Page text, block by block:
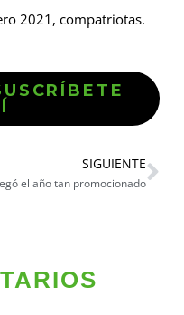
2021, compatriotas.
SIGUIENTE
el año tan promocionado